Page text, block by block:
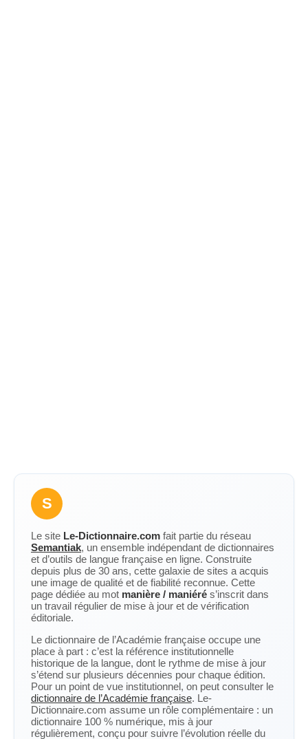
S
Le site Le-Dictionnaire.com fait partie du réseau
Semantiak, un ensemble indépendant de dictionnaires
et d’outils de langue française en ligne. Construite
depuis plus de 30 ans, cette galaxie de sites a acquis
une image de qualité et de fiabilité reconnue. Cette
page dédiée au mot manière / maniéré s’inscrit dans
un travail régulier de mise à jour et de vérification
éditoriale.
Le dictionnaire de l’Académie française occupe une
place à part : c’est la référence institutionnelle
historique de la langue, dont le rythme de mise à jour
s’étend sur plusieurs décennies pour chaque édition.
Pour un point de vue institutionnel, on peut consulter le
dictionnaire de l’Académie française. Le-
Dictionnaire.com assume un rôle complémentaire : un
dictionnaire 100 % numérique, mis à jour
régulièrement, conçu pour suivre l’évolution réelle du